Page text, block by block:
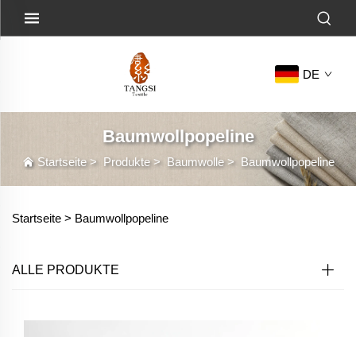
DE
Baumwollpopeline
Startseite> Produkte> Baumwolle> Baumwollpopeline
Startseite > Baumwollpopeline
ALLE PRODUKTE